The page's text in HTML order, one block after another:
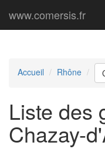
www.comersis.fr
Accueil Rhône
Liste des
Chazay-